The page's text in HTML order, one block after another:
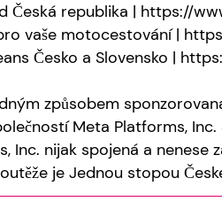
Česká republika | https://
vaše motocestování |
Česko a Slovensko |
způsobem
Meta Platforms,
Inc. nijak spojená a nenese
je Jednou stopou